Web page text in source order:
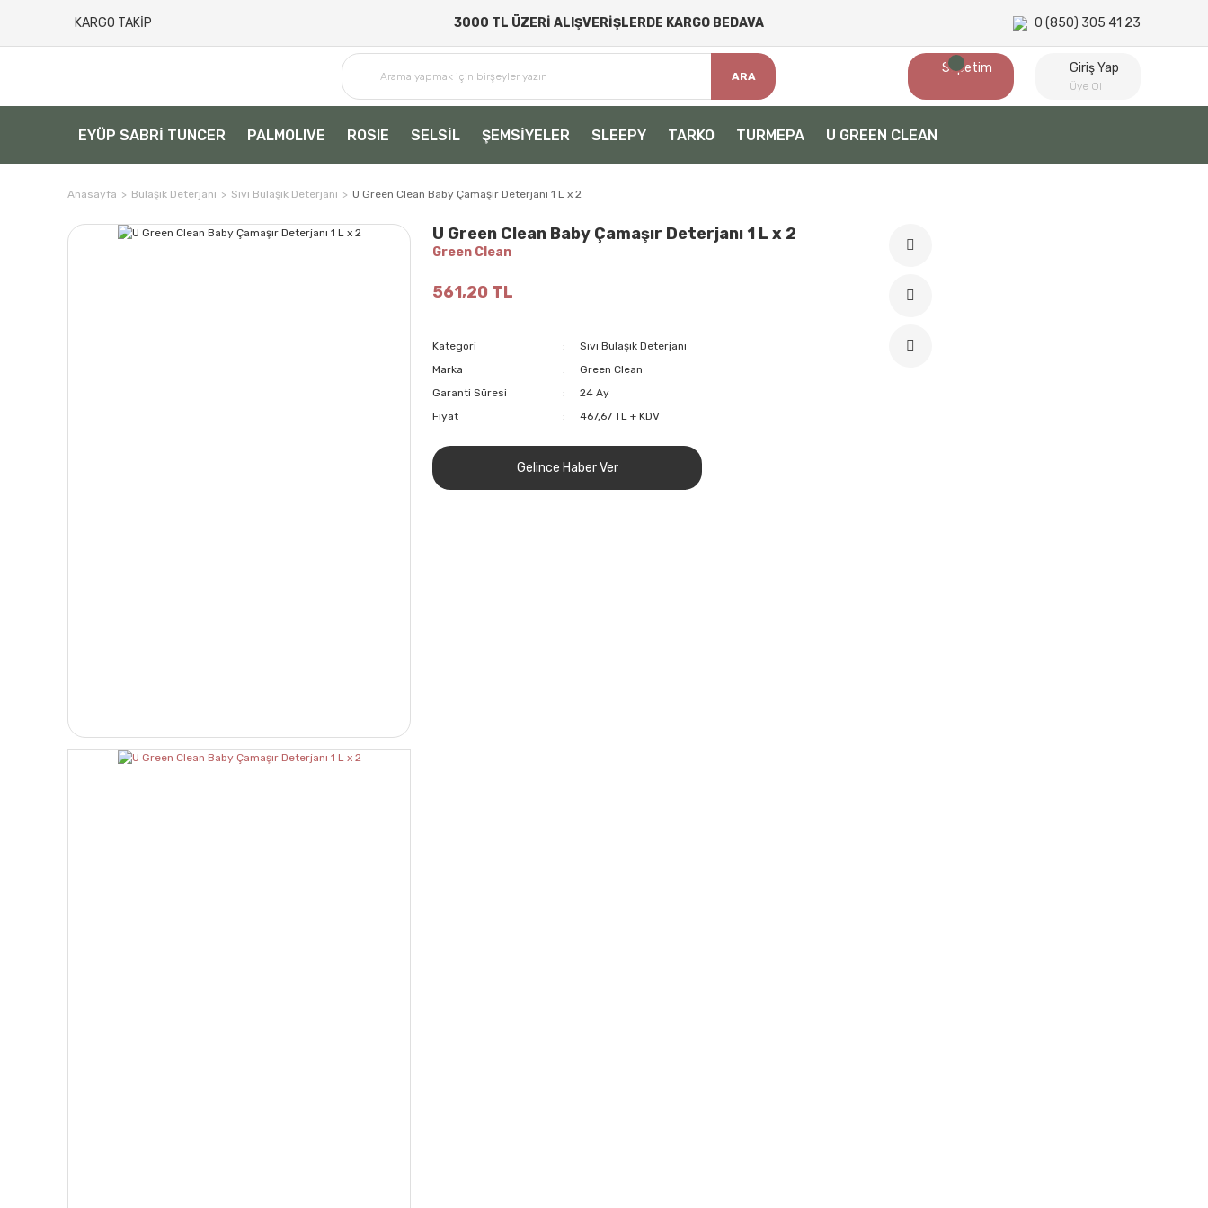
KARGO TAKİP 3000 TL ÜZERİ ALIŞVERİŞLERDE KARGO BEDAVA 0 (850) 305 41 23
ARA
Sepetim Giriş Yap
Üye Ol
EYÜP SABRİ TUNCER PALMOLIVE ROSIE SELSİL ŞEMSİYELER SLEEPY TARKO TURMEPA U GREEN CLEAN
Anasayfa Bulaşık Deterjanı Sıvı Bulaşık Deterjanı U Green Clean Baby Çamaşır Deterjanı 1 L x 2
U Green Clean Baby Çamaşır Deterjanı 1 L x 2
Green Clean
561,20 TL
Kategori
Sıvı Bulaşık Deterjanı
Marka
Green Clean
Garanti Süresi
24 Ay
Fiyat
467,67 TL + KDV
Gelince Haber Ver